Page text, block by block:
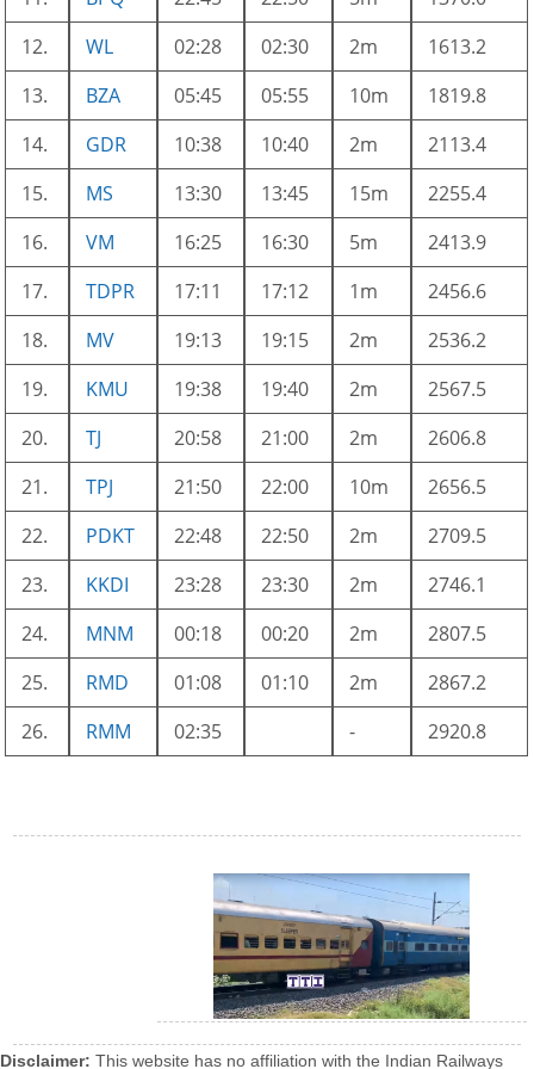
12.
WL 02:28 02:30 2m
1613.2
13.
BZA 05:45 05:55 10m
1819.8
14.
GDR 10:38 10:40 2m
2113.4
15.
MS 13:30 13:45 15m
2255.4
16.
VM 16:25 16:30 5m
2413.9
17.
TDPR 17:11 17:12 1m
2456.6
18.
MV 19:13 19:15 2m
2536.2
19.
KMU 19:38 19:40 2m
2567.5
20.
TJ 20:58 21:00 2m
2606.8
21.
TPJ 21:50 22:00 10m
2656.5
22.
PDKT 22:48 22:50 2m
2709.5
23.
KKDI 23:28 23:30 2m
2746.1
24.
MNM 00:18 00:20 2m
2807.5
25.
RMD 01:08 01:10 2m
2867.2
26.
RMM 02:35 - 2920.8
Disclaimer: This website has no affiliation with the Indian Railways